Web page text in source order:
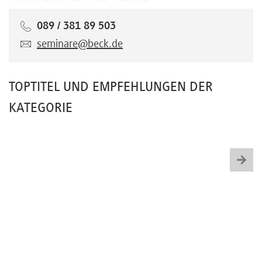
089 / 381 89 503
seminare@beck.de
TOPTITEL UND EMPFEHLUNGEN DER
KATEGORIE